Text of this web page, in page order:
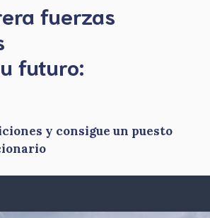
fuerzas
futuro:
y consigue un puesto